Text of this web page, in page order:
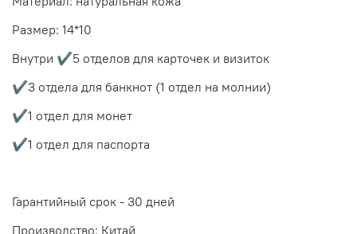
Размер: 14*10
Внутри ✔️5 отделов для карточек и визиток
✔️3 отдела для банкнот (1 отдел на молнии)
✔️1 отдел для монет
✔️1 отдел для паспорта
Гарантийный срок - 30 дней
Производство: Китай